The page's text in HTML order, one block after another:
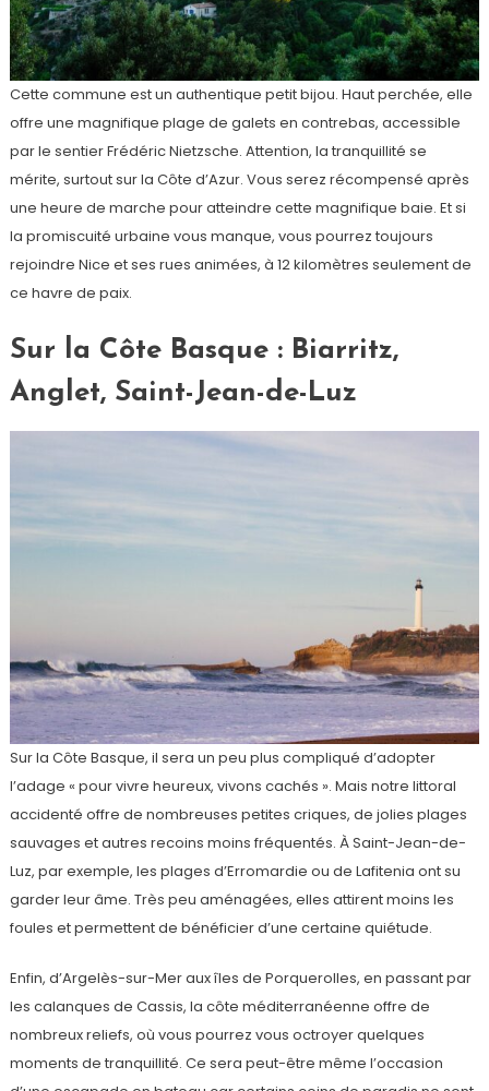
Cette commune est un authentique petit bijou. Haut perchée, elle
offre une magnifique plage de galets en contrebas, accessible
par le sentier Frédéric Nietzsche. Attention, la tranquillité se
mérite, surtout sur la Côte d’Azur. Vous serez récompensé après
une heure de marche pour atteindre cette magnifique baie. Et si
la promiscuité urbaine vous manque, vous pourrez toujours
rejoindre Nice et ses rues animées, à 12 kilomètres seulement de
ce havre de paix.
Sur la Côte Basque : Biarritz,
Anglet, Saint-Jean-de-Luz
Sur la Côte Basque, il sera un peu plus compliqué d’adopter
l’adage « pour vivre heureux, vivons cachés ». Mais notre littoral
accidenté offre de nombreuses petites criques, de jolies plages
sauvages et autres recoins moins fréquentés. À Saint-Jean-de-
Luz, par exemple, les plages d’Erromardie ou de Lafitenia ont su
garder leur âme. Très peu aménagées, elles attirent moins les
foules et permettent de bénéficier d’une certaine quiétude.
Enfin, d’Argelès-sur-Mer aux îles de Porquerolles, en passant par
les calanques de Cassis, la côte méditerranéenne offre de
nombreux reliefs, où vous pourrez vous octroyer quelques
moments de tranquillité. Ce sera peut-être même l’occasion